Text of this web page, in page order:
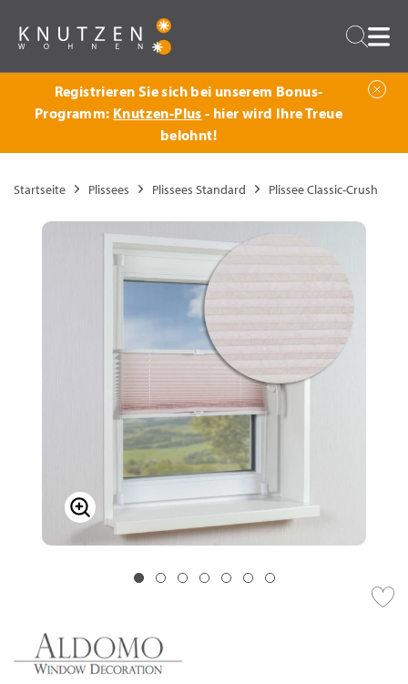
Zurück
Registrieren Sie sich bei unserem Bonus-
Programm: Knutzen-Plus - hier wird Ihre Treue
belohnt!
Startseite Plissees Plissees Standard Plissee Classic-Crush